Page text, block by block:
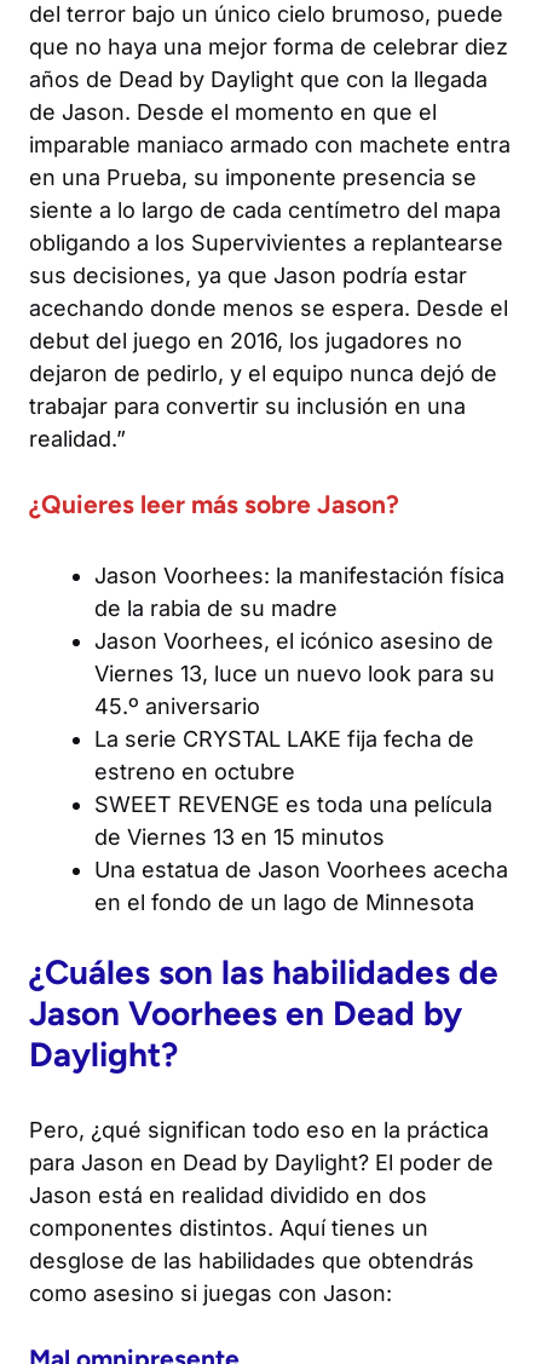
del terror bajo un único cielo brumoso, puede
que no haya una mejor forma de celebrar diez
años de Dead by Daylight que con la llegada
de Jason. Desde el momento en que el
imparable maniaco armado con machete entra
en una Prueba, su imponente presencia se
siente a lo largo de cada centímetro del mapa
obligando a los Supervivientes a replantearse
sus decisiones, ya que Jason podría estar
acechando donde menos se espera. Desde el
debut del juego en 2016, los jugadores no
dejaron de pedirlo, y el equipo nunca dejó de
trabajar para convertir su inclusión en una
realidad.”
¿Quieres leer más sobre Jason?
Jason Voorhees: la manifestación física
de la rabia de su madre
Jason Voorhees, el icónico asesino de
Viernes 13, luce un nuevo look para su
45.º aniversario
La serie CRYSTAL LAKE fija fecha de
estreno en octubre
SWEET REVENGE es toda una película
de Viernes 13 en 15 minutos
Una estatua de Jason Voorhees acecha
en el fondo de un lago de Minnesota
¿Cuáles son las habilidades de
Jason Voorhees en Dead by
Daylight?
Pero, ¿qué significan todo eso en la práctica
para Jason en Dead by Daylight? El poder de
Jason está en realidad dividido en dos
componentes distintos. Aquí tienes un
desglose de las habilidades que obtendrás
como asesino si juegas con Jason: